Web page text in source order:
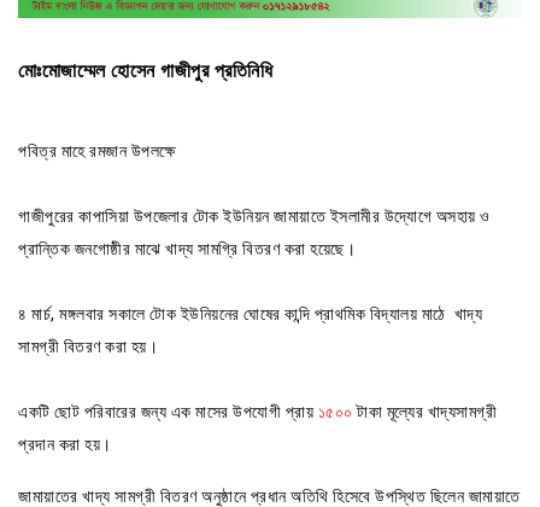
মোঃমোজাম্মেল হোসেন গাজীপুর প্রতিনিধি
পবিত্র মাহে রমজান উপলক্ষে
গাজীপুরের কাপাসিয়া উপজেলার টোক ইউনিয়ন জামায়াতে ইসলামীর উদ্যোগে অসহায় ও
প্রান্তিক জনগোষ্ঠীর মাঝে খাদ্য সামগ্রি বিতরণ করা হয়েছে।
৪ মার্চ, মঙ্গলবার সকালে টোক ইউনিয়নের ঘোষের কান্দি প্রাথমিক বিদ্যালয় মাঠে খাদ্য
সামগ্রী বিতরণ করা হয়।
একটি ছোট পরিবারের জন্য এক মাসের উপযোগী প্রায় ১৫০০ টাকা মূল্যের খাদ্যসামগ্রী
প্রদান করা হয়।
জামায়াতের খাদ্য সামগ্রী বিতরণ অনুষ্ঠানে প্রধান অতিথি হিসেবে উপস্থিত ছিলেন জামায়াতে